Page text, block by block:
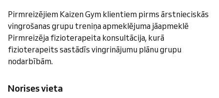
Pirmreizējiem Kaizen Gym klientiem pirms ārstnieciskās
vingrošanas grupu treniņa apmeklējuma jāapmeklē
Pirmreizēja fizioterapeita konsultācija, kurā
fizioterapeits sastādīs vingrinājumu plānu grupu
nodarbībām.
Norises vieta